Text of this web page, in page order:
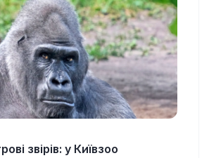
звірів: у Київзоо